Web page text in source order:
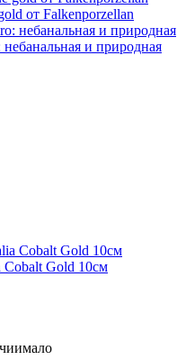
от Falkenporzellan
и природная
Cobalt Gold 10см
мало